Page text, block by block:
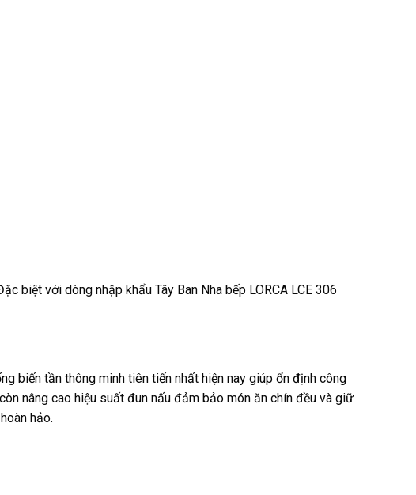
biệt với dòng nhập khẩu Tây Ban Nha bếp LORCA LCE 306
biến tần thông minh tiên tiến nhất hiện nay giúp ổn định công
nâng cao hiệu suất đun nấu đảm bảo món ăn chín đều và giữ
hảo.